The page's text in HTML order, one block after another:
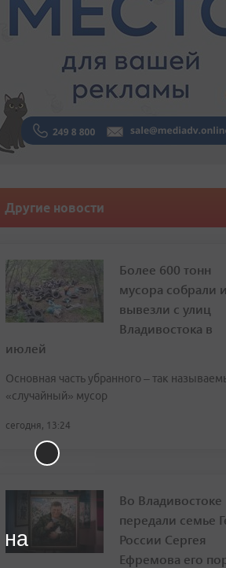
Другие новости
Более 600 тонн
мусора собрали и
вывезли с улиц
Владивостока в
июлей
Основная часть убранного – так
«случайный» мусор
сегодня, 13:24
Во Владивостоке
передали семье
России Сергея
Ефремова его